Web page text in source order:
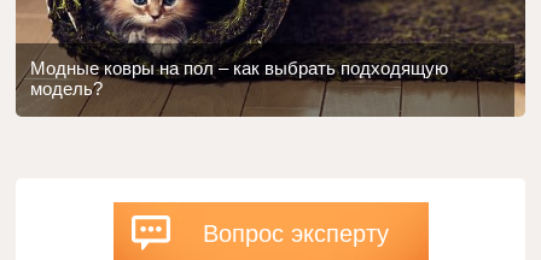
Модные ковры на пол – как выбрать подходящую
модель?
Вопрос эксперту